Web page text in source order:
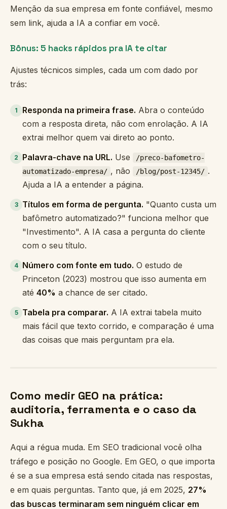
Menção da sua empresa em fonte confiável, mesmo
sem link, ajuda a IA a confiar em você.
Bônus: 5 hacks rápidos pra IA te citar
Ajustes técnicos simples, cada um com dado por
trás:
1 Responda na primeira frase. Abra o conteúdo
com a resposta direta, não com enrolação. A IA
extrai melhor quem vai direto ao ponto.
2 Palavra-chave na URL. Use
/preco-bafometro-
automatizado-empresa/ , não /blog/post-12345/ .
Ajuda a IA a entender a página.
3 Títulos em forma de pergunta. "Quanto custa um
bafômetro automatizado?" funciona melhor que
"Investimento". A IA casa a pergunta do cliente
com o seu título.
4 Número com fonte em tudo. O estudo de
Princeton (2023) mostrou que isso aumenta em
até 40% a chance de ser citado.
5 Tabela pra comparar. A IA extrai tabela muito
mais fácil que texto corrido, e comparação é uma
das coisas que mais perguntam pra ela.
Como medir GEO na prática:
auditoria, ferramenta e o caso da
Sukha
Aqui a régua muda. Em SEO tradicional você olha
tráfego e posição no Google. Em GEO, o que importa
é se a sua empresa está sendo citada nas respostas,
e em quais perguntas. Tanto que, já em 2025, 27%
das buscas terminaram sem ninguém clicar em